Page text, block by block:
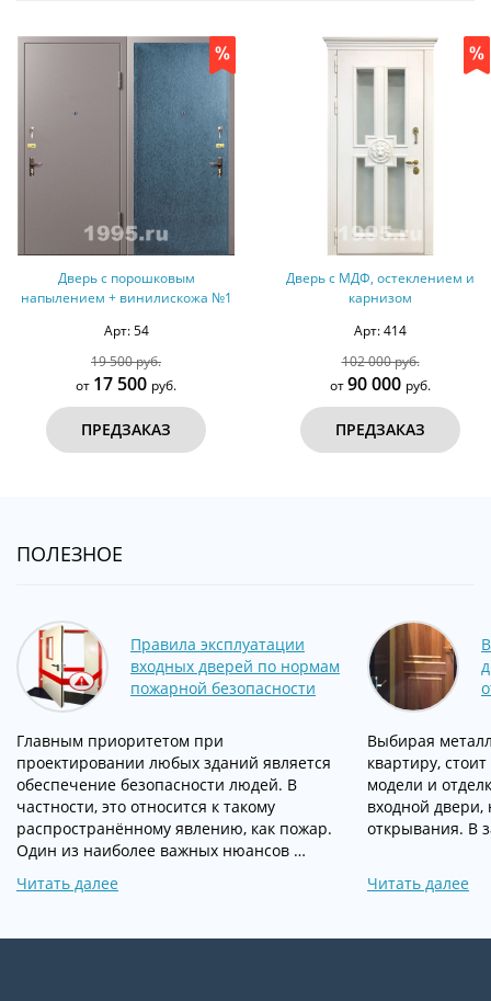
Дверь с порошковым
напылением + винилискожа №1
Арт: 54
19 500 руб.
от 17 500 руб.
ПРЕДЗАКАЗ
Дверь с МДФ, остеклением и
карнизом
Арт: 414
102 000 руб.
от90 000 руб.
ПРЕДЗАКАЗ
ПОЛЕЗНОЕ
Правила эксплуатации
входных дверей по нормам
пожарной безопасности
Главным приоритетом при
проектировании любых зданий является
обеспечение безопасности людей. В
частности, это относится к такому
распространённому явлению, как пожар.
Один из наиболее важных нюансов …
Читать далее
Выбирая
квартиру,
модели и
входной двери,
открывания. В
Читать далее